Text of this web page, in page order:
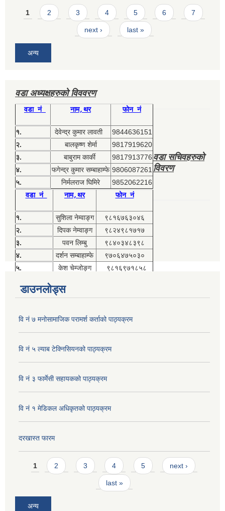
Pages
1 2 3 4 5 6 7
next › last »
अन्य
वडा अध्यक्षहरुको विववरण
वडा नं नाम,थर फोन नं
१. देवेन्द्र कुमार लावती
9844636151
२.
बालकृष्ण शेर्मा
9817919620
३.
बाबुराम कार्की
9817913776
४.
फगेन्द्र कुमार सम्बाहाम्फे 9806087261
५.
निर्मलराज घिमिरे 9852062216
वडा सचिवहरुको
विवरण
वडा नं नाम,थर फोन नं
१. सुशिला नेम्वाङ्ग
९८१६७६३०४६
२.
दिपक नेम्वाङ्ग
९८२४९८१७१७
३.
पवन लिम्बु
९८४०३४८३९८
४.
दर्शन सम्बाहाम्फे
९७०६४७५०३०
५.
केश चेम्जोङ्ग ९८१६९७१८५८
डाउनलोड्स
वि नं ७ मनोसामाजिक परामर्श कर्ताको पाठ्यक्रम
वि नं ५ ल्याब टेक्निसियनको पाठ्यक्रम
वि नं ३ फार्मेसी सहायकको पाठ्यक्रम
वि नं १ मेडिकल अधिकृतको पाठ्यक्रम
दरखास्त फारम
Pages
1 2 3 4 5 next ›
last »
अन्य